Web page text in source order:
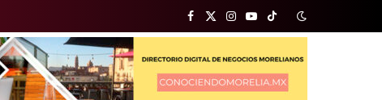
Facebook
X
(Twitter)
Instagram
YouTubeTikTok